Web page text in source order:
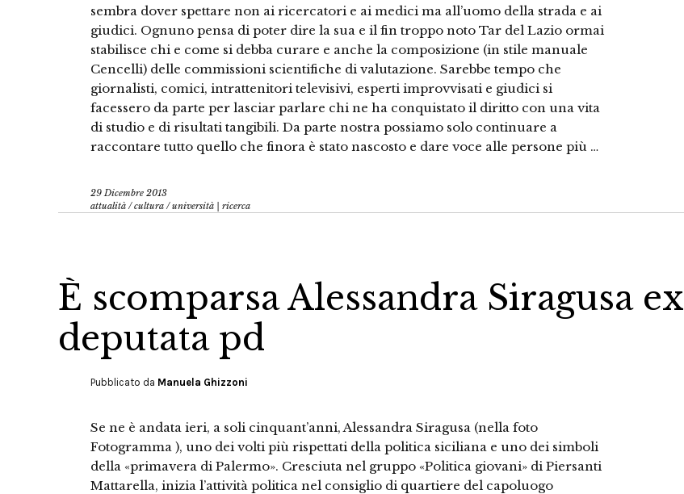
sembra dover spettare non ai ricercatori e ai medici ma all’uomo della strada e ai
giudici. Ognuno pensa di poter dire la sua e il fin troppo noto Tar del Lazio ormai
stabilisce chi e come si debba curare e anche la composizione (in stile manuale
Cencelli) delle commissioni scientifiche di valutazione. Sarebbe tempo che
giornalisti, comici, intrattenitori televisivi, esperti improvvisati e giudici si
facessero da parte per lasciar parlare chi ne ha conquistato il diritto con una vita
di studio e di risultati tangibili. Da parte nostra possiamo solo continuare a
raccontare tutto quello che finora è stato nascosto e dare voce alle persone più …
29 Dicembre 2013
attualità /cultura /università | ricerca
È scomparsa Alessandra Siragusa ex
deputata pd
Pubblicato da Manuela Ghizzoni
Se ne è andata ieri, a soli cinquant’anni, Alessandra Siragusa (nella foto
Fotogramma ), uno dei volti più rispettati della politica siciliana e uno dei simboli
della «primavera di Palermo». Cresciuta nel gruppo «Politica giovani» di Piersanti
Mattarella, inizia l’attività politica nel consiglio di quartiere del capoluogo